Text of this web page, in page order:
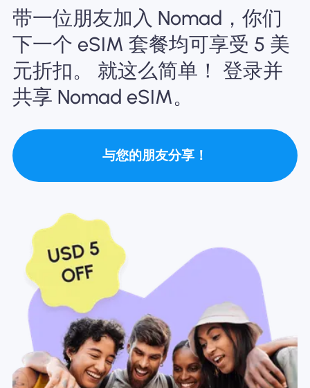
关于 eSIM
为什么选择Nomad eSIM
使用 eSIM
带一位朋友加入 Nomad，你们
下一个 eSIM 套餐均可享受 5 美
元折扣。 就这么简单！ 登录并
共享 Nomad eSIM。
与您的朋友分享！